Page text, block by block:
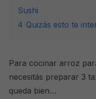
Sushi
4 Quizás esto te
Para cocinar arroz
necesitás preparar 3
queda bien…